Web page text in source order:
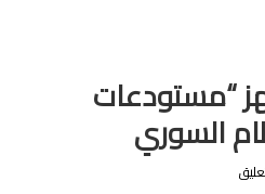
“مستودعات
السوري